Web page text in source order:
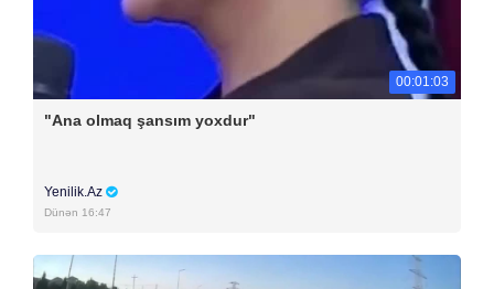
00:01:03
"Ana olmaq şansım yoxdur"
Yenilik.Az
Dünən 16:47